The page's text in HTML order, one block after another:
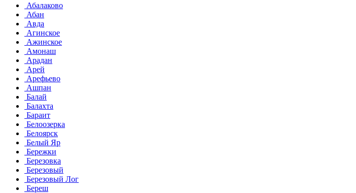
Абалаково
Абан
Авда
Агинское
Ажинское
Амонаш
Арадан
Арей
Арефьево
Ашпан
Балай
Балахта
Бараит
Белоозерка
Белоярск
Белый Яр
Бережки
Березовка
Березовый
Березовый Лог
Береш